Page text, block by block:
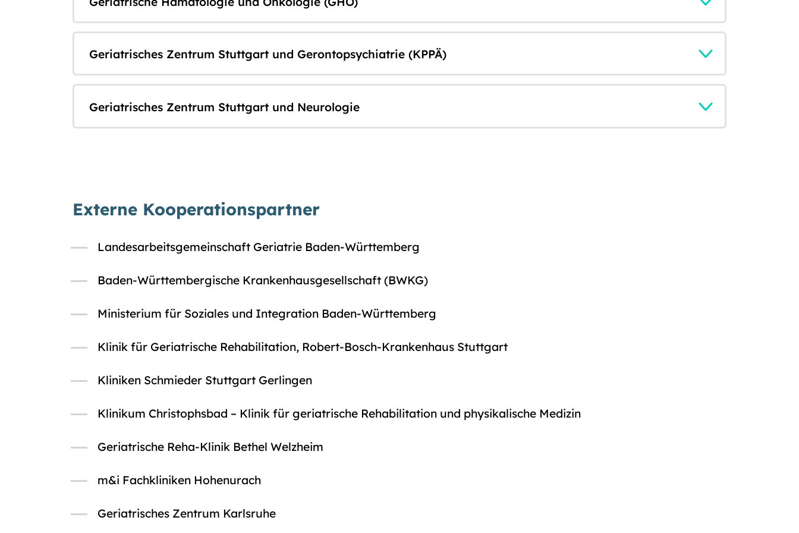
Geriatrisches Zentrum Stuttgart und Gerontopsychiatrie (KPPÄ)
Geriatrisches Zentrum Stuttgart und Neurologie
Externe Kooperationspartner
Landesarbeitsgemeinschaft Geriatrie Baden-Württemberg
Baden-Württembergische Krankenhausgesellschaft (BWKG)
Ministerium für Soziales und Integration Baden-Württemberg
Klinik für Geriatrische Rehabilitation, Robert-Bosch-Krankenhaus Stuttgart
Kliniken Schmieder Stuttgart Gerlingen
Klinikum Christophsbad – Klinik für geriatrische Rehabilitation und physikalische Medizin
Geriatrische Reha-Klinik Bethel Welzheim
m&i Fachkliniken Hohenurach
Geriatrisches Zentrum Karlsruhe